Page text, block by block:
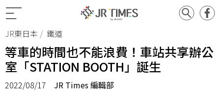
JR東日本 鐵道
等車的時間也不能浪費！車站共享辦公
室「STATION BOOTH」誕生
2022/08/17 JR Times 編輯部